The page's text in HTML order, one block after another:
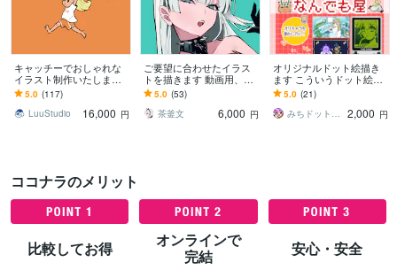
キャッチーでおしゃれな
イラスト制作いたします
グッズ制作からプレゼン
トまで幅広い用途に対応
します
5.0 (117)
LuuStudio
16,000 円
ご要望に合わせたイラス
トを描きます 動画用、グ
ッズ用、個人用、立ち
絵、色々受け付けており
ます！
5.0 (53)
茶釜文
6,000 円
オリジナルドット絵描き
ます こういうドット絵ほ
しい！をピンポイントで
制作します！
5.0 (21)
みちドットデザイン
2,000 円
ココナラのメリット
比較してお得
オンラインで
完結
安心・安全